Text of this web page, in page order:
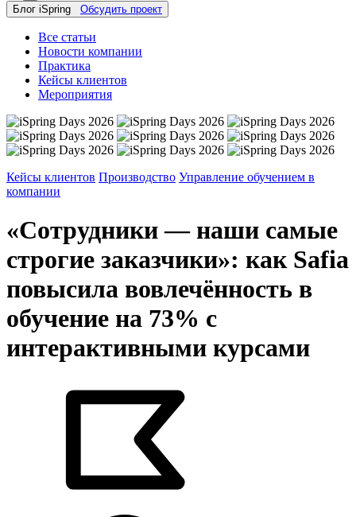
Блог iSpring Обсудить проект
Все статьи
Новости компании
Практика
Кейсы клиентов
Мероприятия
Кейсы клиентов Производство Управление обучением в
компании
«Сотрудники — наши самые
строгие заказчики»: как Safia
повысила вовлечённость в
обучение на 73% с
интерактивными курсами